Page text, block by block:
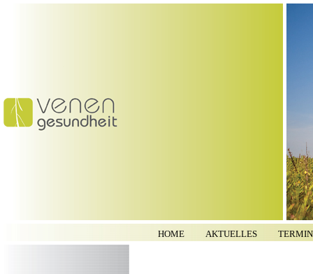
HOME AKTUELLES